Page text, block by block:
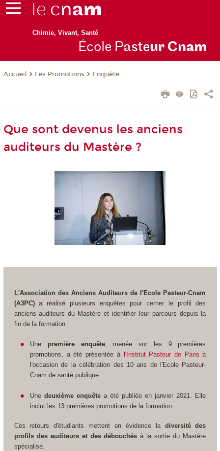
Chimie, Vivant, Santé
École Pasteur Cnam
Accueil Les Promotions Enquête
Que sont devenus les anciens
auditeurs du Mastère ?
L'Association des Anciens Auditeurs de l'Ecole Pasteur-Cnam
(A3PC)a réalisé plusieurs enquêtes pour cerner le profil des
anciens auditeurs du Mastère et identifier leur parcours depuis la
fin de la formation.
Une première enquête, menée sur les 9 premières
promotions, a été présentée à l'Institut Pasteur de Paris à
l'occasion de la célébration des 10 ans de l'Ecole Pasteur-
Cnam de santé publique.
Unedeuxième enquête a été publiée en janvier 2021. Elle
inclut les 13 premières promotions de la formation.
Ces retours d'étudiants mettent en évidence la diversité des
profils des auditeurs et des débouchés à la sortie du Mastère
spécialisé.